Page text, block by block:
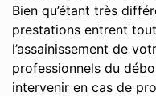
Bien qu’étant très
prestations entrent
l’assainissement de
professionnels du
intervenir en cas de